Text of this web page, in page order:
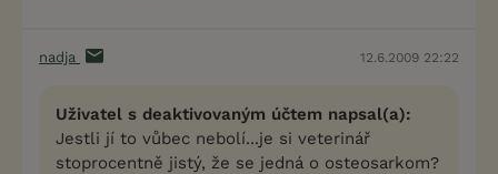
nadja 12.6.2009 22:22
Uživatel s deaktivovaným účtem napsal(a):
Jestli jí to vůbec nebolí...je si veterinář
stoprocentně jistý, že se jedná o osteosarkom?